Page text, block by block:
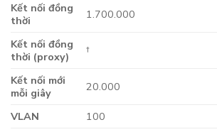
Kết nối đồng
thời
1.700.000
Kết nối đồng
thời (proxy)
†
Kết nối mới
mỗi giây
20.000
VLAN 100